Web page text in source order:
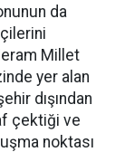
da
Millet
yer alan
dışından
çektiği ve
noktası